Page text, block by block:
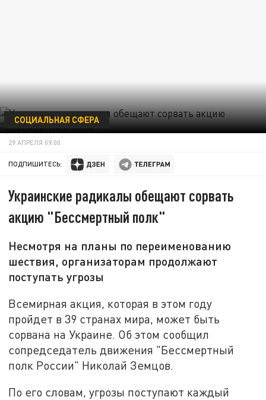
СОЦИАЛЬНАЯ СФЕРА
29 АПРЕЛЯ 09:00
ПОДПИШИТЕСЬ:
Украинские радикалы обещают сорвать
акцию "Бессмертный полк"
Несмотря на планы по переименованию
шествия, организаторам продолжают
поступать угрозы
Всемирная акция, которая в этом году
пройдет в 39 странах мира, может быть
сорвана на Украине. Об этом сообщил
сопредседатель движения "Бессмертный
полк России" Николай Земцов.
По его словам, угрозы поступают каждый